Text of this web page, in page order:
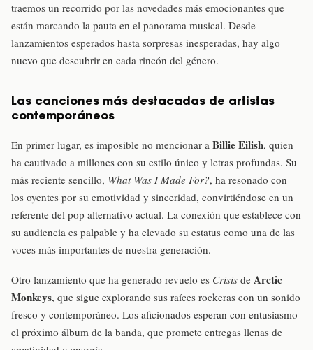
traemos un recorrido por las novedades más emocionantes que
están marcando la pauta en el panorama musical. Desde
lanzamientos esperados hasta sorpresas inesperadas, hay algo
nuevo que descubrir en cada rincón del género.
Las canciones más destacadas de artistas
contemporáneos
En primer lugar, es imposible no mencionar a Billie Eilish, quien
ha cautivado a millones con su estilo único y letras profundas. Su
más reciente sencillo, What Was I Made For?, ha resonado con
los oyentes por su emotividad y sinceridad, convirtiéndose en un
referente del pop alternativo actual. La conexión que establece con
su audiencia es palpable y ha elevado su estatus como una de las
voces más importantes de nuestra generación.
Otro lanzamiento que ha generado revuelo es Crisis de Arctic
Monkeys, que sigue explorando sus raíces rockeras con un sonido
fresco y contemporáneo. Los aficionados esperan con entusiasmo
el próximo álbum de la banda, que promete entregas llenas de